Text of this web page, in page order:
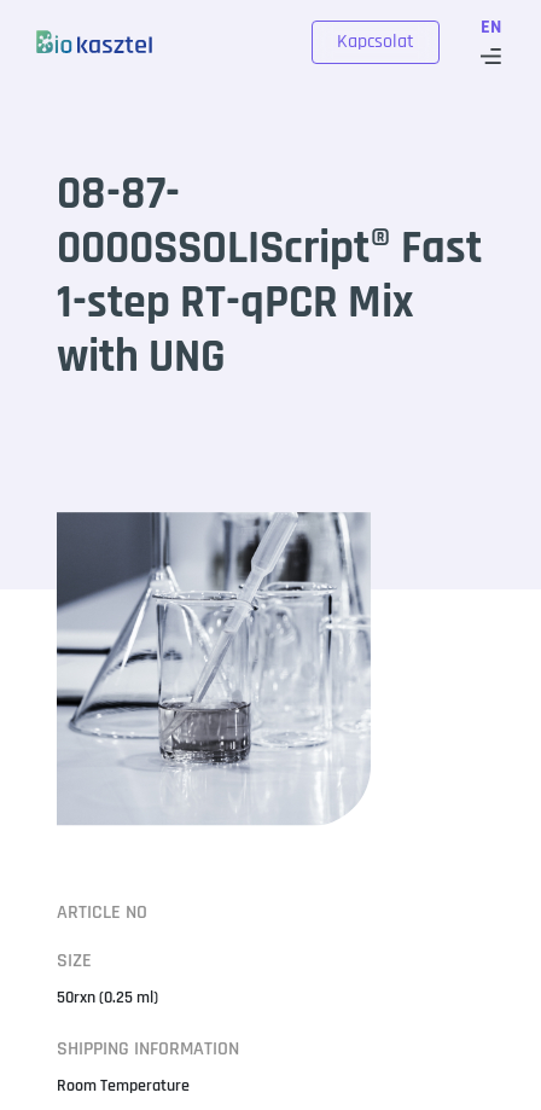
EN
Kapcsolat
08-87-
0000SSOLIScript®️ Fast
1-step RT-qPCR Mix
with UNG
ARTICLE NO
SIZE
50rxn (0.25 ml)
SHIPPING INFORMATION
Room Temperature